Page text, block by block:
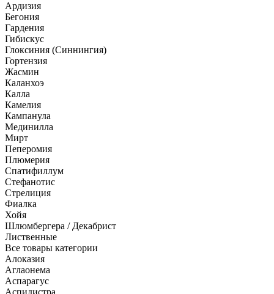
Ардизия
Бегония
Гардения
Гибискус
Глоксиния (Синнингия)
Гортензия
Жасмин
Каланхоэ
Калла
Камелия
Кампанула
Мединилла
Мирт
Пеперомия
Плюмерия
Спатифиллум
Стефанотис
Стрелиция
Фиалка
Хойя
Шлюмбергера / Декабрист
Лиственные
Все товары категории
Алоказия
Аглаонема
Аспарагус
Аспидистра